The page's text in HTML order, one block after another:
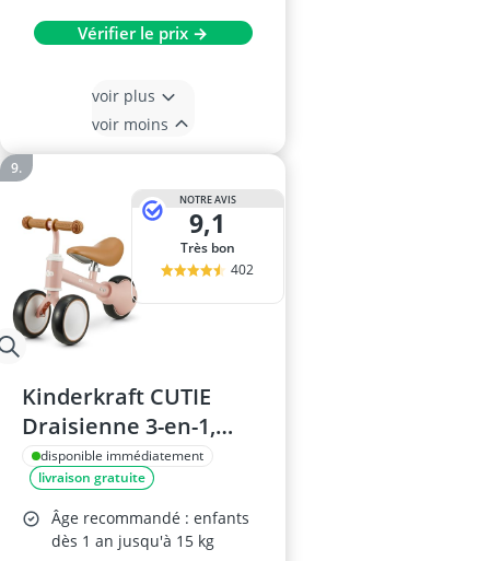
Vérifier le prix →
voir plus
voir moins
NOTRE AVIS
9,1
Très bon
402
Kinderkraft CUTIE
Draisienne 3-en-1,
Siège Réglable, Rose
disponible immédiatement
livraison gratuite
Âge recommandé : enfants
dès 1 an jusqu'à 15 kg